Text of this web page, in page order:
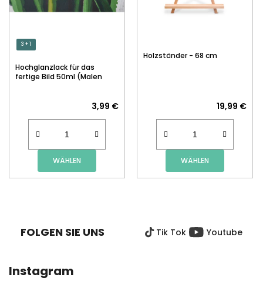
3 + 1
Hochglanzlack für das
fertige Bild 50ml (Malen
3,99 €
WÄHLEN
Holzständer - 68 cm
19,99 €
WÄHLEN
FOLGEN SIE UNS Tik Tok Youtube
Instagram